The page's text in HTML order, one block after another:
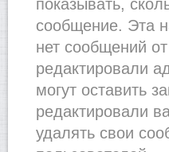
показывать,
сообщение. Эта
нет сообщений
редактировали
могут оставить
редактировали
удалять свои